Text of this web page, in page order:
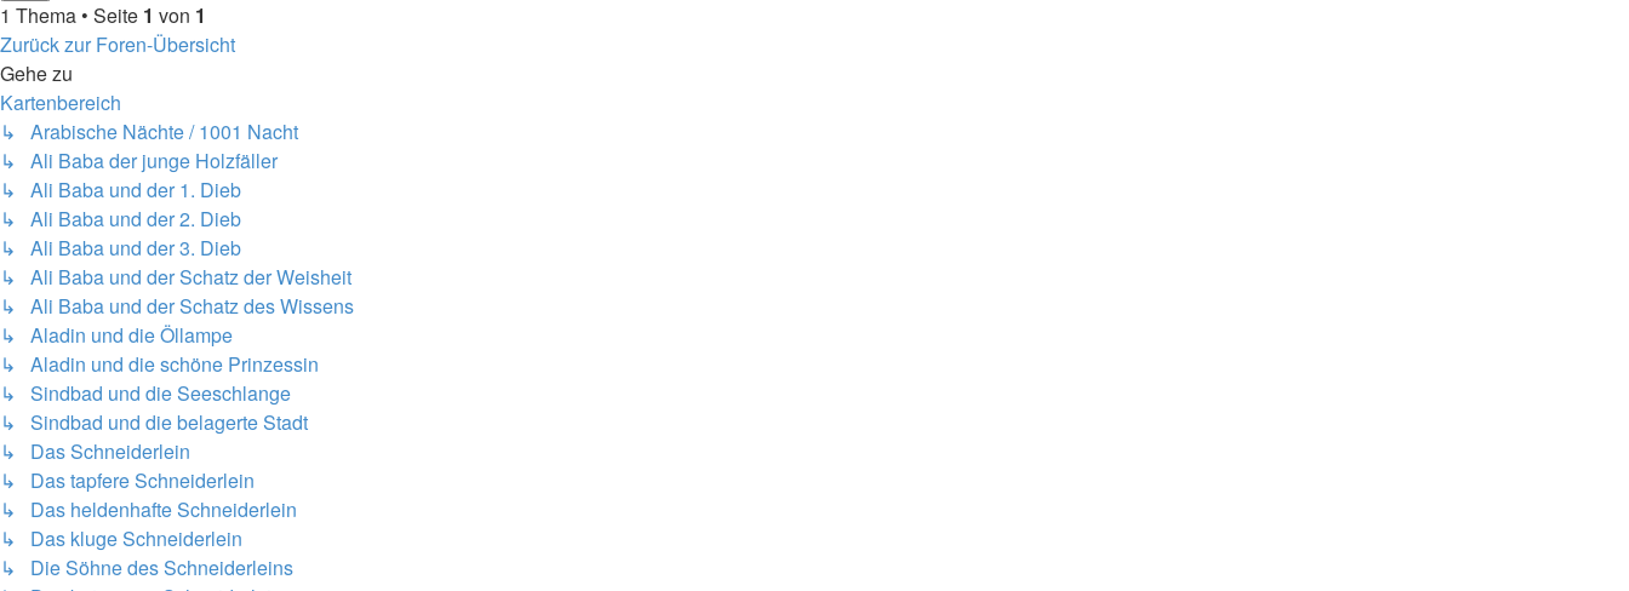
1 Thema • Seite 1 von 1
Zurück zur Foren-Übersicht
Gehe zu
Kartenbereich
↳ Arabische Nächte / 1001 Nacht
↳ Ali Baba der junge Holzfäller
↳ Ali Baba und der 1. Dieb
↳ Ali Baba und der 2. Dieb
↳ Ali Baba und der 3. Dieb
↳ Ali Baba und der Schatz der Weisheit
↳ Ali Baba und der Schatz des Wissens
↳ Aladin und die Öllampe
↳ Aladin und die schöne Prinzessin
↳ Sindbad und die Seeschlange
↳ Sindbad und die belagerte Stadt
↳ Das Schneiderlein
↳ Das tapfere Schneiderlein
↳ Das heldenhafte Schneiderlein
↳ Das kluge Schneiderlein
↳ Die Söhne des Schneiderleins